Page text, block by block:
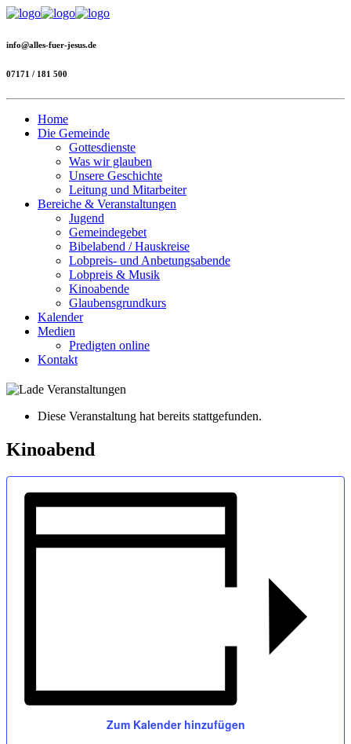
info@alles-fuer-jesus.de
07171 / 181 500
Home
Die Gemeinde
Gottesdienste
Was wir glauben
Unsere Geschichte
Leitung und Mitarbeiter
Bereiche & Veranstaltungen
Jugend
Gemeindegebet
Bibelabend / Hauskreise
Lobpreis- und Anbetungsabende
Lobpreis & Musik
Kinoabende
Glaubensgrundkurs
Kalender
Medien
Predigten online
Kontakt
Diese Veranstaltung hat bereits stattgefunden.
Kinoabend
Zum Kalender hinzufügen